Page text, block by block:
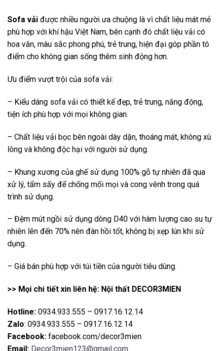
Sofa vải được nhiều người ưa chuộng là vì chất liệu mát mẻ
phù hợp với khí hậu Việt Nam, bên cạnh đó chất liệu vải có
hoa văn, màu sắc phong phú, trẻ trung, hiện đại góp phần tô
điểm cho không gian sống thêm sinh động hơn.
Ưu điểm vượt trội của sofa vải:
– Kiểu dáng sofa vải có thiết kế đẹp, trẻ trung, năng động,
tiện ích phù hợp với mọi không gian.
– Chất liệu vải bọc bên ngoài dày dặn, thoáng mát, không xù
lông và không độc hại với người sử dụng.
– Khung xương của ghế sử dụng 100% gỗ tự nhiên đã qua
xử lý, tẩm sấy để chống mối mọi và cong vênh trong quá
trình sử dụng.
– Đệm mút ngồi sử dụng dòng D40 với hàm lượng cao su tự
nhiên lên đến 70% nên đàn hồi tốt, không bị xẹp lún khi sử
dụng.
– Giá bán phù hợp với túi tiền của người tiêu dùng.
>> Mọi chi tiết xin liên hệ: Nội thất DECOR3MIEN
Hotline: 0934.933.555 – 0917.16.12.14
Zalo: 0934.933.555 – 0917.16.12.14
Facebook: facebook.com/decor3mien
Email: Decor3mien123@gmail.com